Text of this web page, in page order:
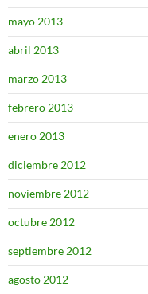
mayo 2013
abril 2013
marzo 2013
febrero 2013
enero 2013
diciembre 2012
noviembre 2012
octubre 2012
septiembre 2012
agosto 2012